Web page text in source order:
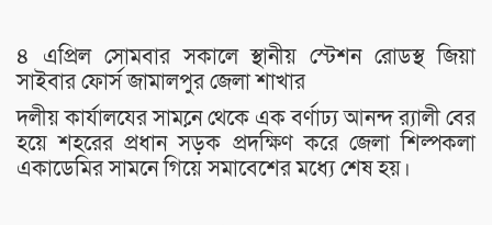
৪ এপ্রিল সোমবার সকালে স্থানীয় স্টেশন রোডস্থ জিয়া
সাইবার ফোর্স জামালপুর জেলা শাখার
দলীয় কার্যালযের সামনে় থেকে এক বর্ণাঢ্য আনন্দ র‍্যালী বের
হয়ে শহরের প্রধান সড়ক প্রদক্ষিণ করে জেলা শিল্পকলা
একাডেমির সামনে গিয়ে সমাবেশের মধ্যে শেষ হয়।